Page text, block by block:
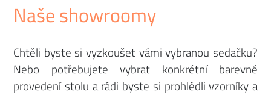
Naše showroomy
Chtěli byste si vyzkoušet vámi vybranou sedačku?
Nebo potřebujete vybrat konkrétní barevné
provedení stolu a rádi byste si prohlédli vzorníky a